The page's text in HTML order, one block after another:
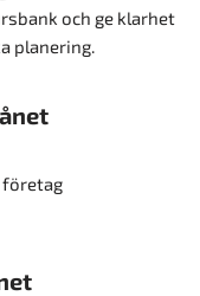
och ge klarhet
planering.
företag